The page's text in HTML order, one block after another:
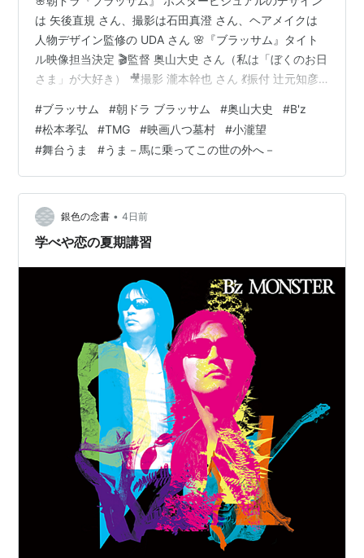
は 矢後直規 さん、撮影は石田真澄 さん、ヘアメイクは
人物デザイン監修の UDA さん 🌸『ブラッサム』タイト
ル映像担当決定 🎬監督 奥山大史 さん（私は「ぼくのお日
さま」が大好き） 🎥撮影 瀧本幹也 さん 💃振付 辻󠄀元知彦
してしまいましたが「きゅうかくうしお」でしたよね。
kyukakuushio.com 【TMG 松本孝弘 TAK NEWS】 TMG
新曲「DOOM」が映画『八つ墓村』主題歌に決定！ 書き
下ろしのインストゥルメンタル楽曲「DOOM」と、時…
#ブラッサム #朝ドラ ブラッサム #奥山大史 #B'z
#松本孝弘 #TMG #映画八つ墓村 #小瀧望
#舞台うま #うま－馬に乗ってこの世の外へ－
銀色の念書 • 4日前
学べや恋の夏期講習